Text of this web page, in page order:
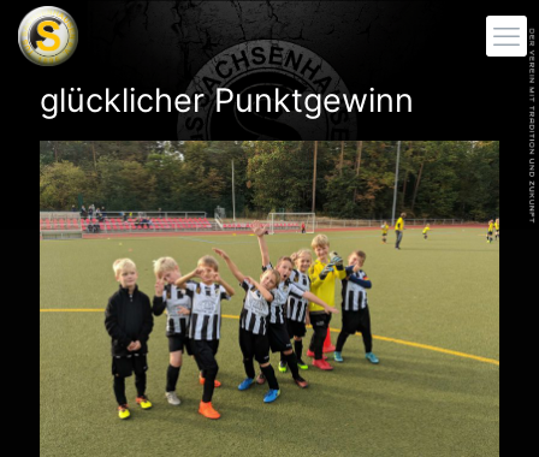
glücklicher Punktgewinn